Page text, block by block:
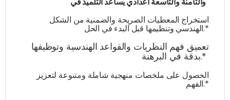
استخراج المعطيات الصريحة والضمنية من الشكل
الهندسي وتنظيمها قبل البدء في الحل.*
بدقة في البرهنة.*
الحصول على ملخصات منهجية شاملة ومتنوعة لتعزيز
الفهم.*